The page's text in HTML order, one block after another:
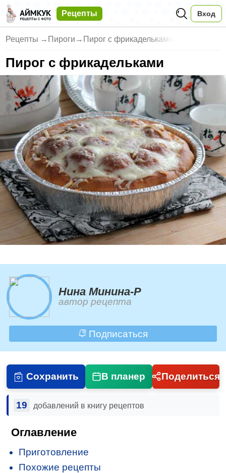
Рецепты Вход
Рецепты → Пироги → Пирог с фрикадельками
Пирог с фрикадельками
Нина Минина-Р
автор рецепта
Подписаться
Сохранить В планер Поделиться
19 добавлений в книгу рецептов
Оглавление
Приготовление
Похожие рецепты